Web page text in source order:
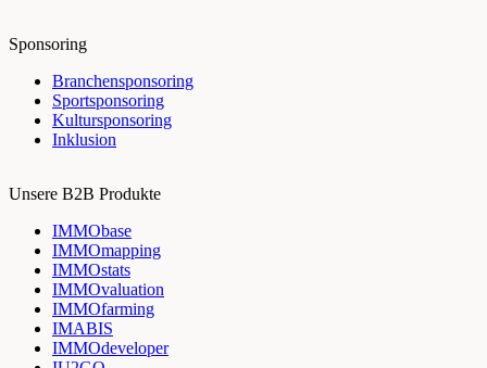
Sponsoring
Branchensponsoring
Sportsponsoring
Kultursponsoring
Inklusion
Unsere B2B Produkte
IMMObase
IMMOmapping
IMMOstats
IMMOvaluation
IMMOfarming
IMABIS
IMMOdeveloper